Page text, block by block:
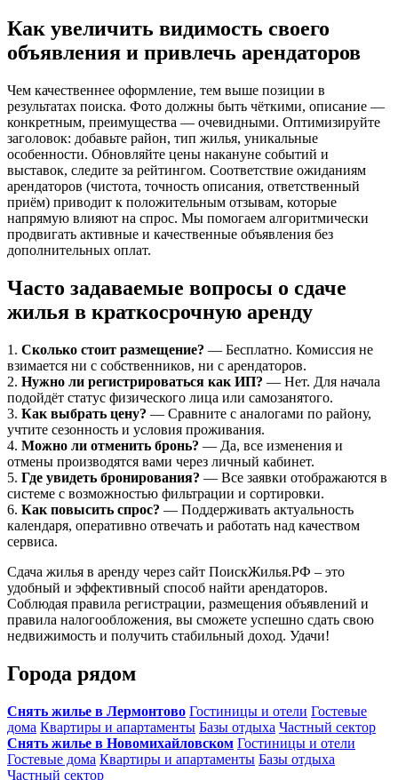
Как увеличить видимость своего
объявления и привлечь арендаторов
Чем качественнее оформление, тем выше позиции в
результатах поиска. Фото должны быть чёткими, описание —
конкретным, преимущества — очевидными. Оптимизируйте
заголовок: добавьте район, тип жилья, уникальные
особенности. Обновляйте цены накануне событий и
выставок, следите за рейтингом. Соответствие ожиданиям
арендаторов (чистота, точность описания, ответственный
приём) приводит к положительным отзывам, которые
напрямую влияют на спрос. Мы помогаем алгоритмически
продвигать активные и качественные объявления без
дополнительных оплат.
Часто задаваемые вопросы о сдаче
жилья в краткосрочную аренду
1. Сколько стоит размещение? — Бесплатно. Комиссия не
взимается ни с собственников, ни с арендаторов.
2. Нужно ли регистрироваться как ИП? — Нет. Для начала
подойдёт статус физического лица или самозанятого.
3. Как выбрать цену? — Сравните с аналогами по району,
учтите сезонность и условия проживания.
4. Можно ли отменить бронь? — Да, все изменения и
отмены производятся вами через личный кабинет.
5. Где увидеть бронирования? — Все заявки отображаются в
системе с возможностью фильтрации и сортировки.
6. Как повысить спрос? — Поддерживать актуальность
календаря, оперативно отвечать и работать над качеством
сервиса.
Сдача жилья в аренду через сайт ПоискЖилья.РФ – это
удобный и эффективный способ найти арендаторов.
Соблюдая правила регистрации, размещения объявлений и
правила налогообложения, вы сможете успешно сдать свою
недвижимость и получить стабильный доход. Удачи!
Города рядом
Снять жилье в Лермонтово Гостиницы и отели Гостевые
дома Квартиры и апартаменты Базы отдыха Частный сектор
Снять жилье в Новомихайловском Гостиницы и отели
Гостевые дома Квартиры и апартаменты Базы отдыха
Частный сектор